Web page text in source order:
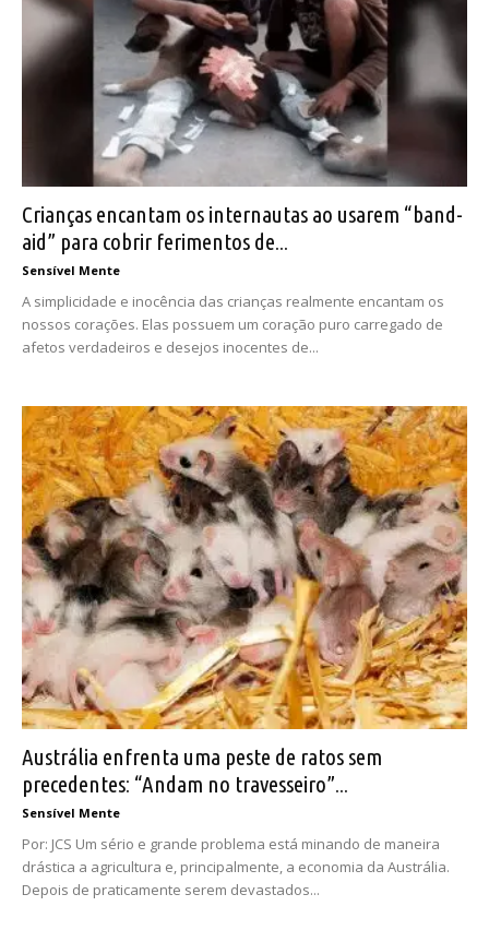
Crianças encantam os internautas ao usarem “band-
aid” para cobrir ferimentos de...
Sensível Mente
A simplicidade e inocência das crianças realmente encantam os
nossos corações. Elas possuem um coração puro carregado de
afetos verdadeiros e desejos inocentes de...
Austrália enfrenta uma peste de ratos sem
precedentes: “Andam no travesseiro”...
Sensível Mente
Por: JCS Um sério e grande problema está minando de maneira
drástica a agricultura e, principalmente, a economia da Austrália.
Depois de praticamente serem devastados...